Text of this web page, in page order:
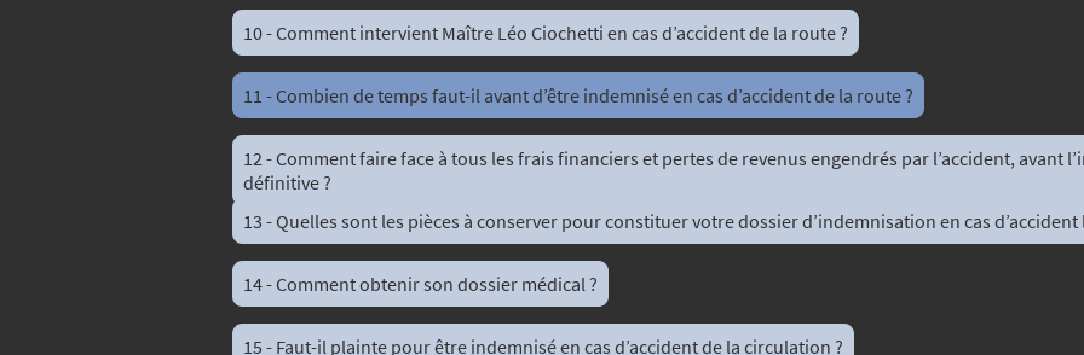
10 - Comment intervient Maître Léo Ciochetti en cas d’accident de la route ?
11 - Combien de temps faut-il avant d’être indemnisé en cas d’accident de la route ?
12 - Comment faire face à tous les frais financiers et pertes de revenus engendrés par l’accident, avant
définitive ?
13 - Quelles sont les pièces à conserver pour constituer votre dossier d’indemnisation en cas d’accident
14 - Comment obtenir son dossier médical ?
15 - Faut-il plainte pour être indemnisé en cas d’accident de la circulation ?